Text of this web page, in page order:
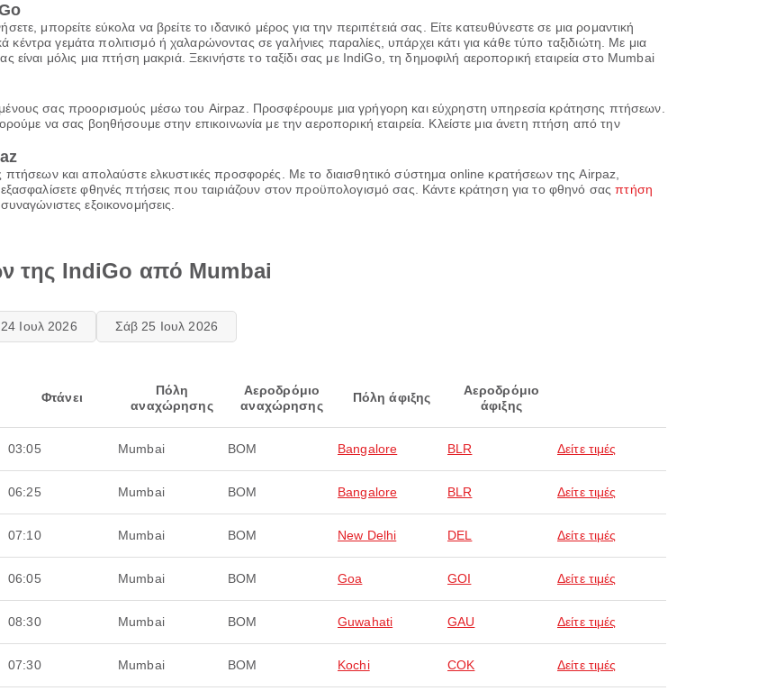
μπορείτε εύκολα να βρείτε το ιδανικό μέρος για την περιπέτειά σας. Είτε κατευθύνεστε σε μια ρομαντική
γεμάτα πολιτισμό ή χαλαρώνοντας σε γαλήνιες παραλίες, υπάρχει κάτι για κάθε τύπο ταξιδιώτη. Με μια
είναι μόλις μια πτήση μακριά. Ξεκινήστε το ταξίδι σας με IndiGo, τη δημοφιλή αεροπορική εταιρεία στο Mumbai
σας προορισμούς μέσω του Airpaz. Προσφέρουμε μια γρήγορη και εύχρηστη υπηρεσία κράτησης πτήσεων.
να σας βοηθήσουμε στην επικοινωνία με την αεροπορική εταιρεία. Κλείστε μια άνετη πτήση από την
πτήσεων και απολαύστε ελκυστικές προσφορές. Με το διαισθητικό σύστημα online κρατήσεων της Airpaz,
φθηνές πτήσεις που ταιριάζουν στον προϋπολογισμό σας. Κάντε κράτηση για το φθηνό σαςπτήση
εξοικονομήσεις.
της IndiGo από Mumbai
Ιουλ 2026 Σάβ 25 Ιουλ 2026
Φτάνει
Πόλη
αναχώρησης
Αεροδρόμιο
αναχώρησης
Πόλη άφιξης
Αεροδρόμιο
άφιξης
03:05 Mumbai BOM Bangalore BLR Δείτε τιμές
06:25 Mumbai BOM Bangalore BLR Δείτε τιμές
07:10 Mumbai BOM New Delhi DEL Δείτε τιμές
06:05 Mumbai BOM Goa GOI Δείτε τιμές
08:30 Mumbai BOM Guwahati GAU Δείτε τιμές
07:30 Mumbai BOM Kochi COK Δείτε τιμές